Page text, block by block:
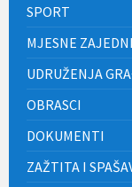
SPORT
MJESNE
UDRUŽENJA
OBRASCI
DOKUMENTI
ZAŽTITA I